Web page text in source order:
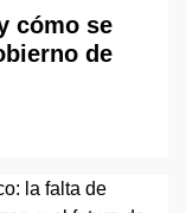
cómo se
de